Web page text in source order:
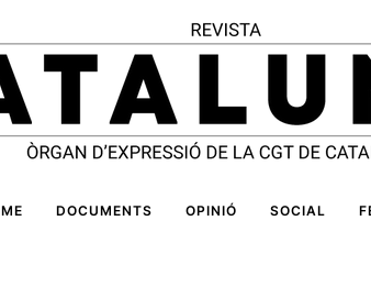
DOCUMENTS OPINIÓ SOCIAL